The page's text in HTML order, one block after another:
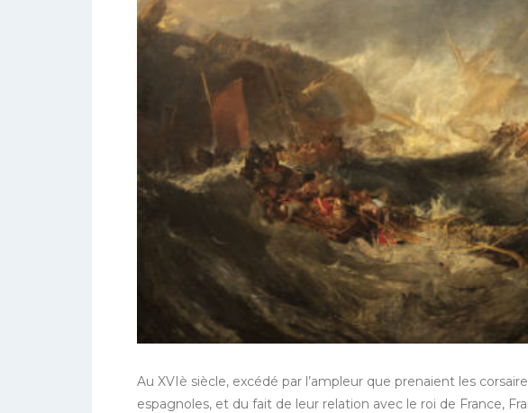
Au XVIè siècle, excédé par l’ampleur que prenaient les
espagnoles, et du fait de leur relation avec le roi de France,